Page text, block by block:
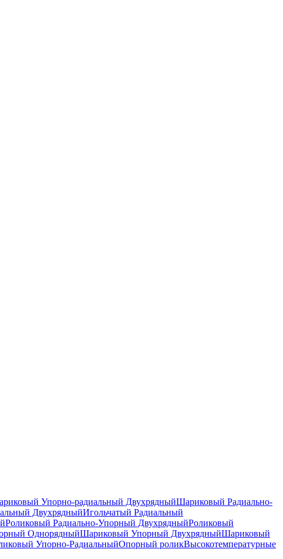
Упорно-радиальный ДвухрядныйШариковый Радиально-
ДвухрядныйИгольчатый Радиальный
Роликовый Радиально-Упорный ДвухрядныйРоликовый
ОднорядныйШариковый Упорный ДвухрядныйШариковый
Упорно-РадиальныйОпорный роликВысокотемпературные